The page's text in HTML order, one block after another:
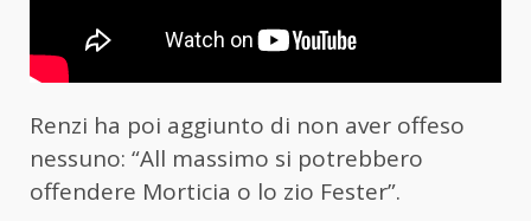
Renzi ha poi aggiunto di non aver offeso
nessuno: “All massimo si potrebbero
offendere Morticia o lo zio Fester”.